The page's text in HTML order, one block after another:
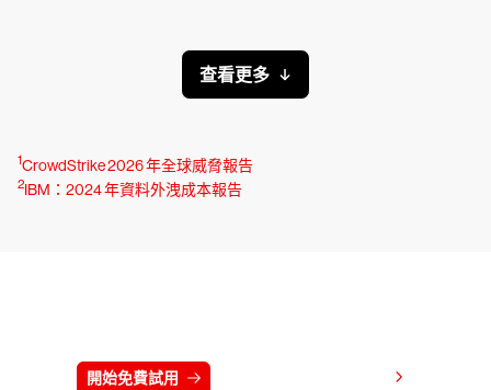
查看更多
1CrowdStrike 2026 年全球威脅報告
2IBM：2024 年資料外洩成本報告
開始免費試用